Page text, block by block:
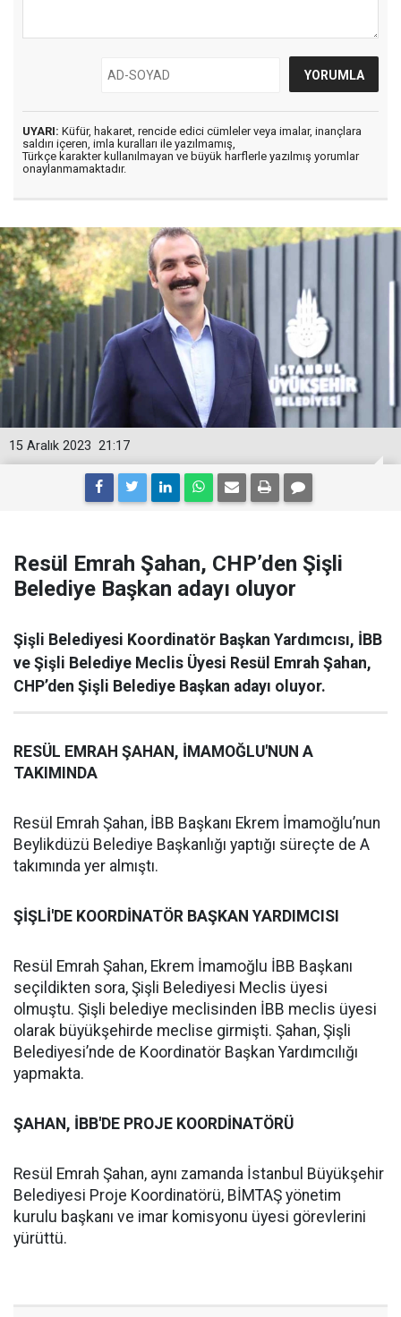
UYARI: Küfür, hakaret, rencide edici cümleler veya imalar, inançlara
saldırı içeren, imla kuralları ile yazılmamış,
Türkçe karakter kullanılmayan ve büyük harflerle yazılmış yorumlar
onaylanmamaktadır.
21:17
15 Aralık 2023
Resül Emrah Şahan, CHP’den Şişli
Belediye Başkan adayı oluyor
Şişli Belediyesi Koordinatör Başkan Yardımcısı, İBB
ve Şişli Belediye Meclis Üyesi Resül Emrah Şahan,
CHP’den Şişli Belediye Başkan adayı oluyor.
RESÜL EMRAH ŞAHAN, İMAMOĞLU'NUN A
TAKIMINDA
Resül Emrah Şahan, İBB Başkanı Ekrem İmamoğlu’nun
Beylikdüzü Belediye Başkanlığı yaptığı süreçte de A
takımında yer almıştı.
ŞİŞLİ'DE KOORDİNATÖR BAŞKAN YARDIMCISI
Resül Emrah Şahan, Ekrem İmamoğlu İBB Başkanı
seçildikten sora, Şişli Belediyesi Meclis üyesi
olmuştu. Şişli belediye meclisinden İBB meclis üyesi
olarak büyükşehirde meclise girmişti. Şahan, Şişli
Belediyesi’nde de Koordinatör Başkan Yardımcılığı
yapmakta.
ŞAHAN, İBB'DE PROJE KOORDİNATÖRÜ
Resül Emrah Şahan, aynı zamanda İstanbul Büyükşehir
Belediyesi Proje Koordinatörü, BİMTAŞ yönetim
kurulu başkanı ve imar komisyonu üyesi görevlerini
yürüttü.